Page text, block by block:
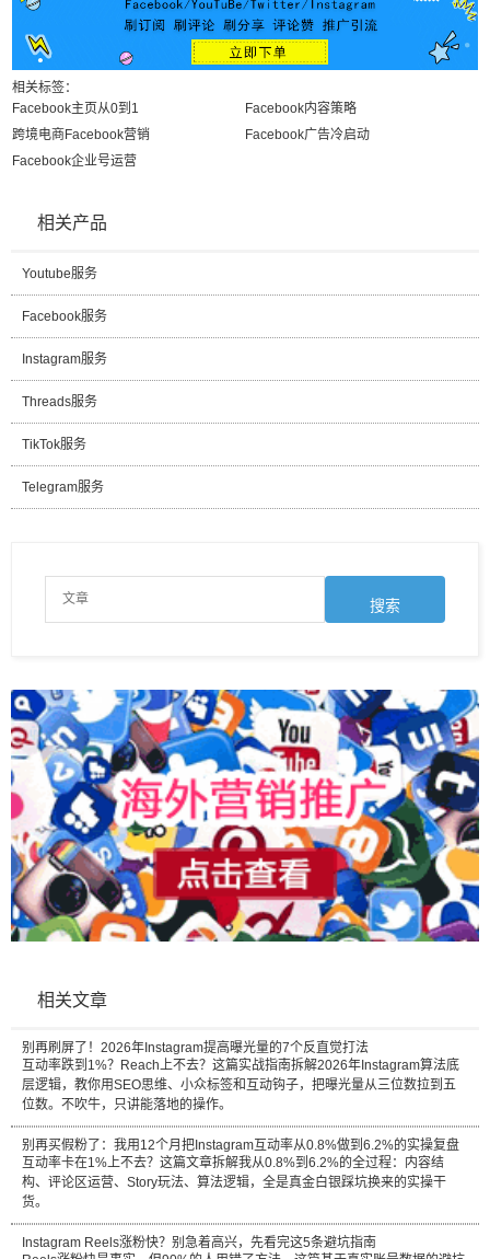
相关标签：
Facebook主页从0到1
Facebook内容策略
跨境电商Facebook营销
Facebook广告冷启动
Facebook企业号运营
相关产品
Youtube服务
Facebook服务
Instagram服务
Threads服务
TikTok服务
Telegram服务
相关文章
别再刷屏了！2026年Instagram提高曝光量的7个反直觉打法
互动率跌到1%？Reach上不去？这篇实战指南拆解2026年Instagram算法底
层逻辑，教你用SEO思维、小众标签和互动钩子，把曝光量从三位数拉到五
位数。不吹牛，只讲能落地的操作。
别再买假粉了：我用12个月把Instagram互动率从0.8%做到6.2%的实操复盘
互动率卡在1%上不去？这篇文章拆解我从0.8%到6.2%的全过程：内容结
构、评论区运营、Story玩法、算法逻辑，全是真金白银踩坑换来的实操干
货。
Instagram Reels涨粉快？别急着高兴，先看完这5条避坑指南